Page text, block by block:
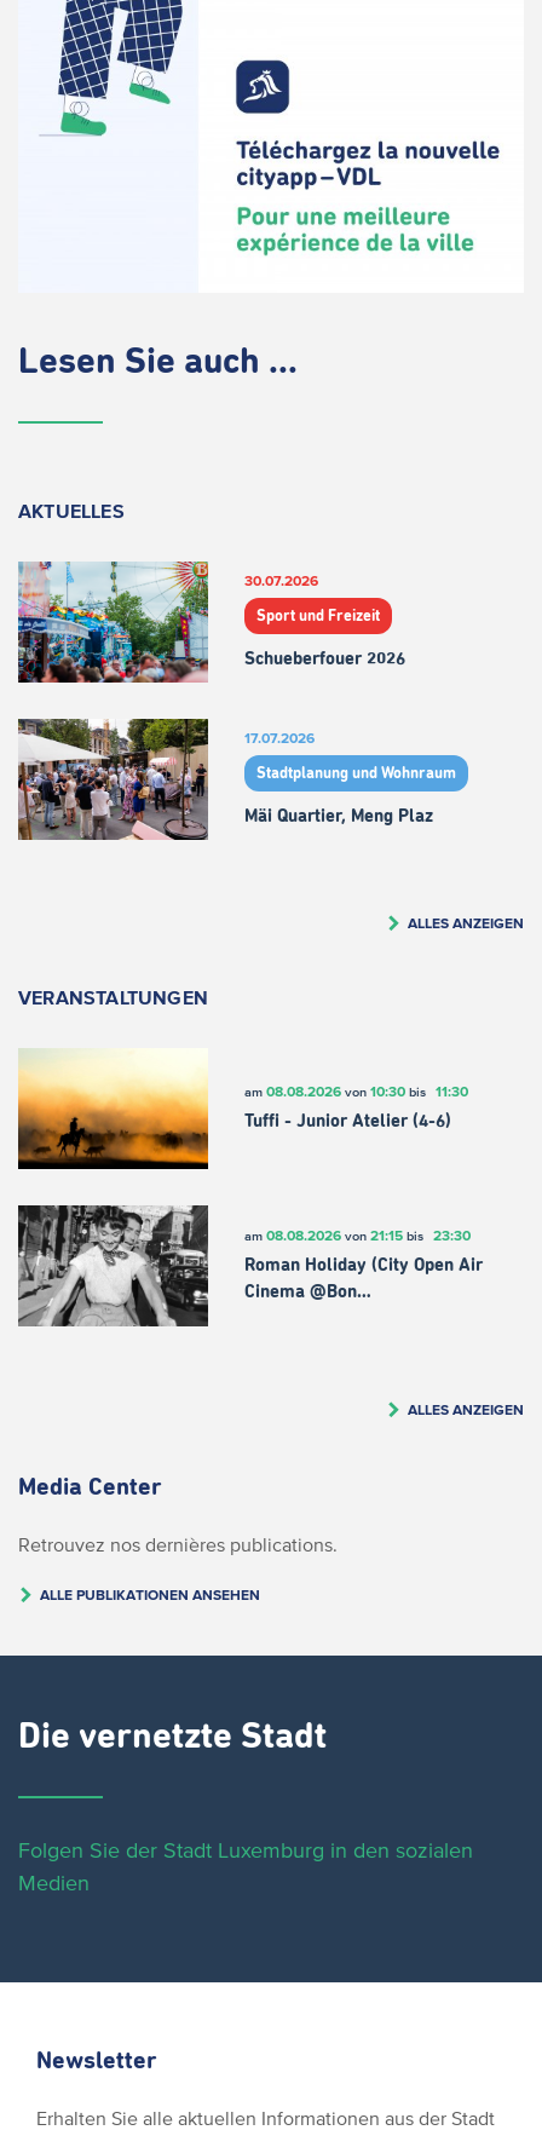
Lesen Sie auch ...
AKTUELLES
30.07.2026
Sport und Freizeit
Schueberfouer 2026
17.07.2026
Stadtplanung und Wohnraum
Mäi Quartier, Meng Plaz
ALLES ANZEIGEN
VERANSTALTUNGEN
am 08.08.2026von 10:30bis 11:30
Tuffi - Junior Atelier (4-6)
am 08.08.2026von 21:15bis 23:30
Roman Holiday (City Open Air
Cinema @Bon…
ALLES ANZEIGEN
Media Center
Retrouvez nos dernières publications.
ALLE PUBLIKATIONEN ANSEHEN
Die vernetzte Stadt
Folgen Sie der Stadt Luxemburg in den sozialen
Medien
Newsletter
Erhalten Sie alle aktuellen Informationen aus der Stadt